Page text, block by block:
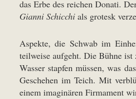
das Erbe des reichen Donati.
Gianni Schicchi als grotesk
Aspekte, die Schwab im
teilweise aufgeht. Die Bühne ist
Wasser stapfen müssen, was
Geschehen im Teich. Mit
einem imaginären Firmament